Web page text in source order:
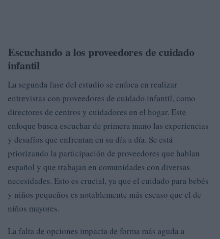
Escuchando a los proveedores de cuidado
infantil
La segunda fase del estudio se enfoca en realizar
entrevistas con proveedores de cuidado infantil, como
directores de centros y cuidadores en el hogar. Este
enfoque busca escuchar de primera mano las experiencias
y desafíos que enfrentan en su día a día. Se está
priorizando la participación de proveedores que hablan
español y que trabajan en comunidades con diversas
necesidades. Esto es crucial, ya que el cuidado para bebés
y niños pequeños es notablemente más escaso que el de
niños mayores.
La falta de opciones impacta de forma más aguda a